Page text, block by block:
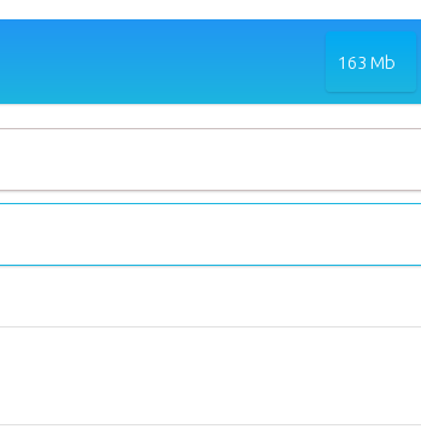
163 Mb